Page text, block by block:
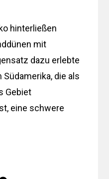
hinterließen
mit
dazu erlebte
die als
Gebiet
eine schwere